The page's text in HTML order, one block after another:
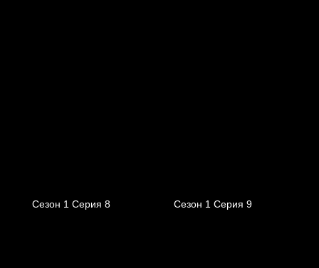
Сезон 1 Серия 8 Сезон 1 Серия 9